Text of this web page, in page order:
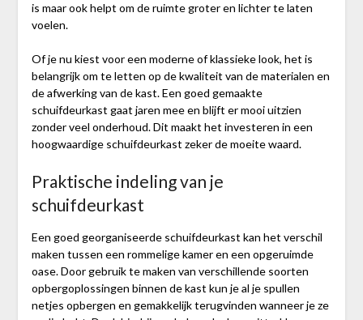
is maar ook helpt om de ruimte groter en lichter te laten
voelen.
Of je nu kiest voor een moderne of klassieke look, het is
belangrijk om te letten op de kwaliteit van de materialen en
de afwerking van de kast. Een goed gemaakte
schuifdeurkast gaat jaren mee en blijft er mooi uitzien
zonder veel onderhoud. Dit maakt het investeren in een
hoogwaardige schuifdeurkast zeker de moeite waard.
Praktische indeling van je
schuifdeurkast
Een goed georganiseerde schuifdeurkast kan het verschil
maken tussen een rommelige kamer en een opgeruimde
oase. Door gebruik te maken van verschillende soorten
opbergoplossingen binnen de kast kun je al je spullen
netjes opbergen en gemakkelijk terugvinden wanneer je ze